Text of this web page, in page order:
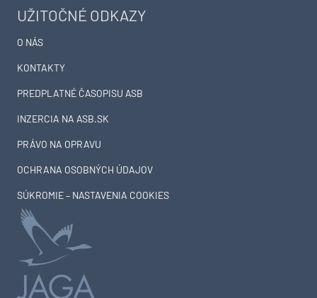
UŽITOČNÉ ODKAZY
O NÁS
KONTAKTY
PREDPLATNÉ ČASOPISU ASB
INZERCIA NA ASB.SK
PRÁVO NA OPRAVU
OCHRANA OSOBNÝCH ÚDAJOV
SÚKROMIE – NASTAVENIA COOKIES